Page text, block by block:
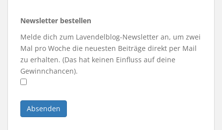
Newsletter bestellen
Melde dich zum Lavendelblog-Newsletter an, um zwei
Mal pro Woche die neuesten Beiträge direkt per Mail
zu erhalten. (Das hat keinen Einfluss auf deine
Gewinnchancen).